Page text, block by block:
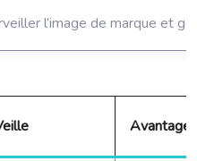
l’image de marque et
Avantages